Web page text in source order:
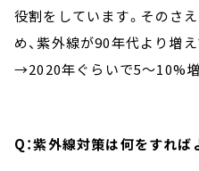
役割をしています。そのさ
め、紫外線が90年代より増
→2020年ぐらいで5～10%増
Q：紫外線対策は何をすれば